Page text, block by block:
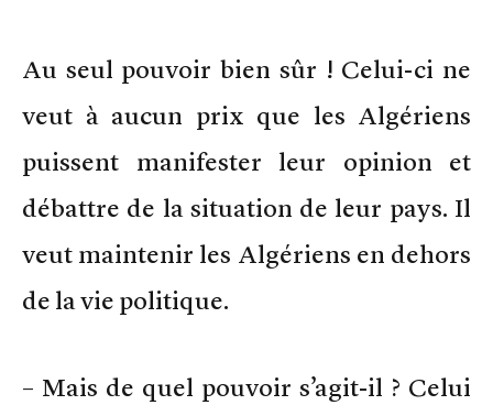
Au seul pouvoir bien sûr ! Celui-ci ne
veut à aucun prix que les Algériens
puissent manifester leur opinion et
débattre de la situation de leur pays. Il
veut maintenir les Algériens en dehors
de la vie politique.
– Mais de quel pouvoir s’agit-il ? Celui